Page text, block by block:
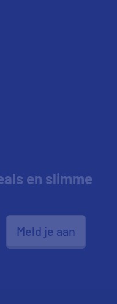
en slimme
Meld je aan